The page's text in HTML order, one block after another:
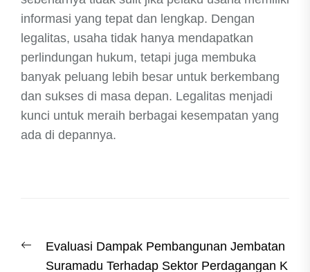
informasi yang tepat dan lengkap. Dengan
legalitas, usaha tidak hanya mendapatkan
perlindungan hukum, tetapi juga membuka
banyak peluang lebih besar untuk berkembang
dan sukses di masa depan. Legalitas menjadi
kunci untuk meraih berbagai kesempatan yang
ada di depannya.
navigation
Previous
post:
Evaluasi Dampak Pembangunan Jembatan
Suramadu Terhadap Sektor Perdagangan K